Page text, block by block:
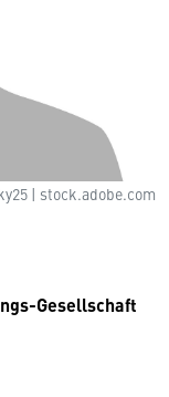
| stock.adobe.com
Gesellschaft